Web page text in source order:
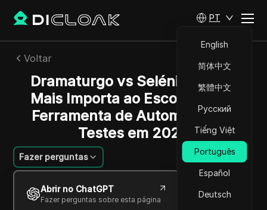
PT
English
简体中文
繁體中文
Русский
Tiếng Việt
Português
Español
Deutsch
Voltar
Dramaturgo vs Selénio: O Que
Mais Importa ao Escolher uma
Ferramenta de Automação de
Testes em 2026
Fazer perguntas
Abrir no ChatGPT
Fazer perguntas sobre esta página
Sarah Johnson
08 mai 2026 8 min de leitura